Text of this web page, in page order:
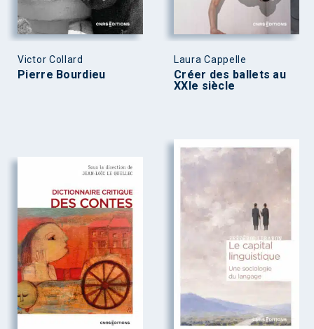
Victor Collard
Pierre Bourdieu
Laura Cappelle
Créer des ballets au
XXIe siècle